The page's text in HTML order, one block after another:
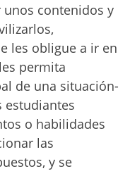
unos contenidos y
les obligue a ir en
permita
de una situación-
estudiantes
o habilidades
las
y se